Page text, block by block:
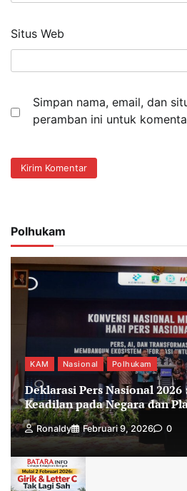
Situs Web
Simpan nama, email, dan
peramban ini untuk
Polhukam
KAM Nasional Polhukam
Deklarasi Pers Nasional 2026
Keadilan pada Negara dan
Ronaldy Februari 9, 2026 0